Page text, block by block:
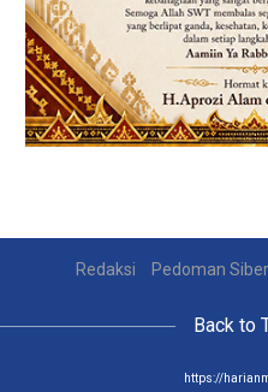
Redaksi Pedoman Siber
Back to
https://